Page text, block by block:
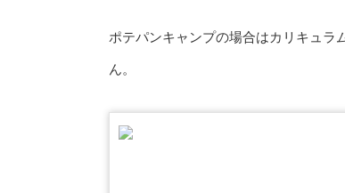
ポテパンキャンプの場合はカリキュラ
ん。